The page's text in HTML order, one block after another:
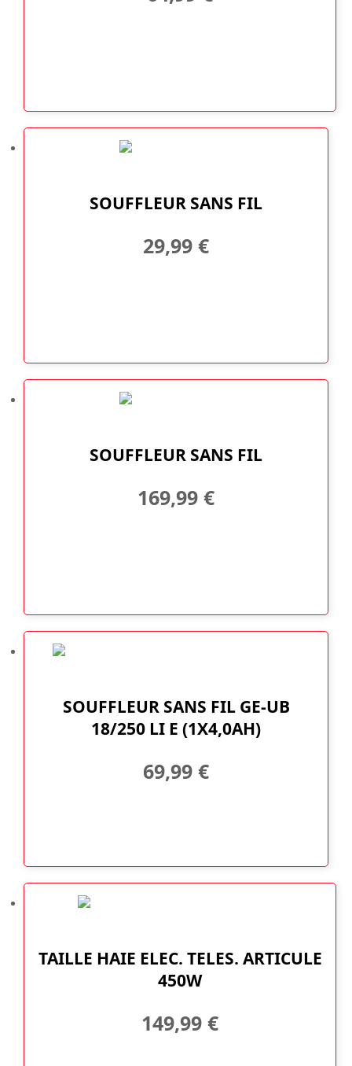
SOUFFLEUR SANS FIL
29,99 €
SOUFFLEUR SANS FIL
169,99 €
SOUFFLEUR SANS FIL GE-UB
18/250 LI E (1X4,0AH)
69,99 €
TAILLE HAIE ELEC. TELES. ARTICULE
450W
149,99 €